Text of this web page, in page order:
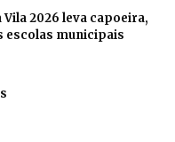
2026 leva capoeira,
escolas municipais